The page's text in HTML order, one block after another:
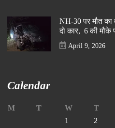
NH-30 पर मौत
दो कार, 6 की मौके
April 9, 2026
Calendar
M T W T
1
2